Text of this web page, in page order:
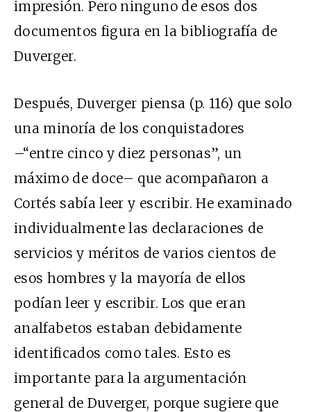
impresión. Pero ninguno de esos dos
documentos figura en la bibliografía de
Duverger.
Después, Duverger piensa (p. 116) que solo
una minoría de los conquistadores
–“entre cinco y diez personas”, un
máximo de doce– que acompañaron a
Cortés sabía leer y escribir. He examinado
individualmente las declaraciones de
servicios y méritos de varios cientos de
esos hombres y la mayoría de ellos
podían leer y escribir. Los que eran
analfabetos estaban debidamente
identificados como tales. Esto es
importante para la argumentación
general de Duverger, porque sugiere que